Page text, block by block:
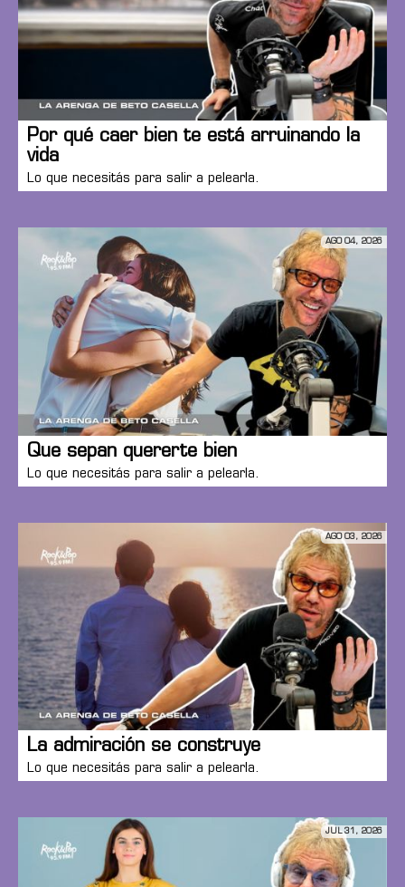
Por qué caer bien te está arruinando la
vida
Lo que necesitás para salir a pelearla.
AGO 04, 2026
Que sepan quererte bien
Lo que necesitás para salir a pelearla.
AGO 03, 2026
La admiración se construye
Lo que necesitás para salir a pelearla.
JUL 31, 2026